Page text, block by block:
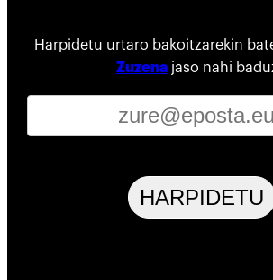
Harpidetu urtaro bakoitzarekin
Zuzena jaso nahi
HARPIDETU